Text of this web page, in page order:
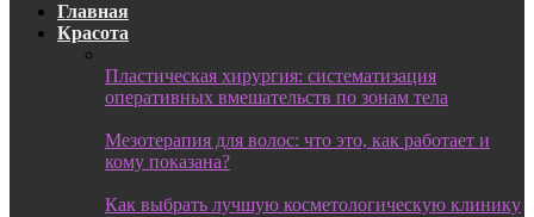
Главная
Красота
Пластическая хирургия: систематизация
оперативных вмешательств по зонам тела
Мезотерапия для волос: что это, как работает и
кому показана?
Как выбрать лучшую косметологическую клинику